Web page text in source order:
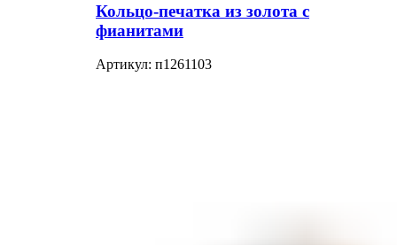
Кольцо-печатка из золота с
фианитами
Артикул: п1261103